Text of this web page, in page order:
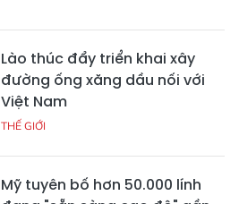
Lào thúc đẩy triển khai xây
đường ống xăng dầu nối với
Việt Nam
THẾ GIỚI
Mỹ tuyên bố hơn 50.000 lính